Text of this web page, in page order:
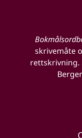
skrivemåte
rettskrivning.